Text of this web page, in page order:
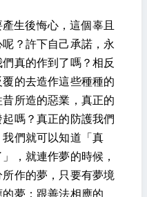
生後悔心，這個辜且
？許下自己承諾，永
真的作到了嗎？相反
的去造作這些種種的
所造的惡業，真正的
嗎？真正的防護我們
們就可以知道「真
，就連作夢的時候，
作的夢，只要有夢境
夢；跟善法相應的